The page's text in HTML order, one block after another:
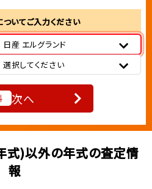
ついてご入力ください
日産 エルグランド
選択してください
次へ
式)以外の年式の査定情
報